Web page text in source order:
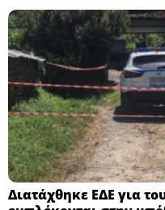
Διατάχθηκε ΕΔΕ για